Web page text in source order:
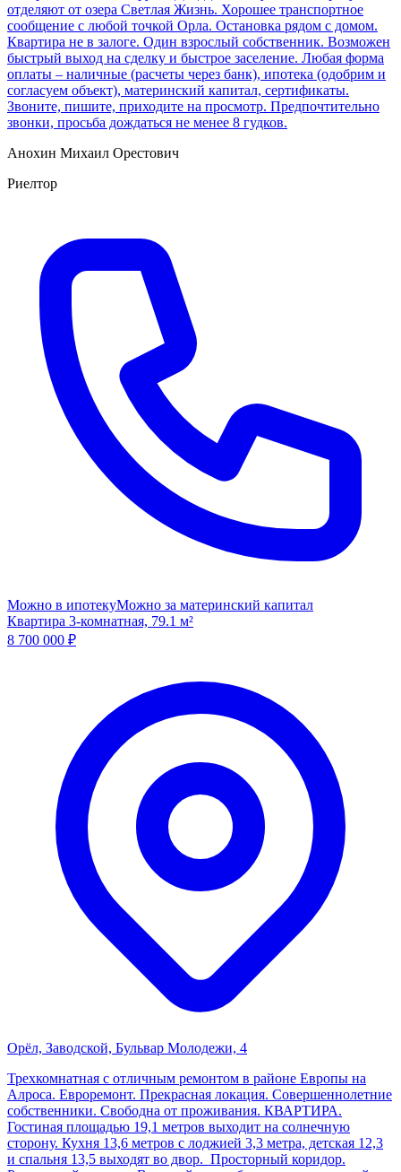
отделяют от озера Светлая Жизнь. Хорошее транспортное
сообщение с любой точкой Орла. Остановка рядом с домом.
Квартира не в залоге. Один взрослый собственник. Возможен
быстрый выход на сделку и быстрое заселение. Любая форма
оплаты – наличные (расчеты через банк), ипотека (одобрим и
согласуем объект), материнский капитал, сертификаты.
Звоните, пишите, приходите на просмотр. Предпочтительно
звонки, просьба дождаться не менее 8 гудков.
Анохин Михаил Орестович
Риелтор
Можно в ипотекуМожно за материнский капитал
Квартира 3-комнатная, 79.1 м²
8 700 000 ₽
Орёл, Заводской, Бульвар Молодежи, 4
Трехкомнатная с отличным ремонтом в районе Европы на
Алроса. Евроремонт. Прекрасная локация. Совершеннолетние
собственники. Свободна от проживания. КВАРТИРА.
Гостиная площадью 19,1 метров выходит на солнечную
сторону. Кухня 13,6 метров с лоджией 3,3 метра, детская 12,3
и спальня 13,5 выходят во двор. Просторный коридор.